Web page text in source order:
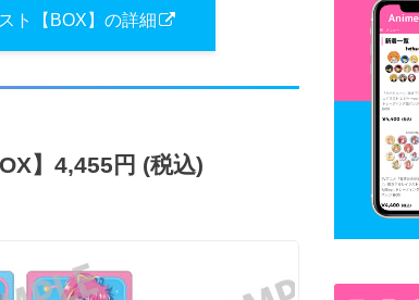
ト【BOX】の詳細
】4,455円 (税込)